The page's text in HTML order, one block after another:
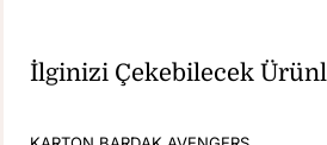
İlginizi Çekebilecek